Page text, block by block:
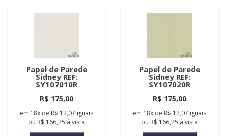
Papel de Parede
Sidney REF:
SY107010R
R$ 175,00
em 18x de R$ 12,07 iguais
ou R$ 166,25 à vista
Papel de Parede
Sidney REF:
SY107020R
R$ 175,00
em 18x de R$ 12,07 iguais
ou R$ 166,25 à vista